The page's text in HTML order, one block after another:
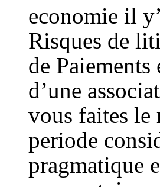
economie il
Risques de
de
d’une
vous faites le
periode
pragmatique